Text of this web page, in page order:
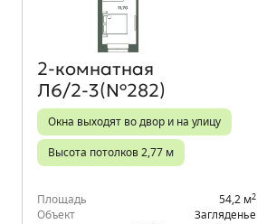
2‑комнатная
Л6/2-3(№282)
Окна выходят во двор и на улицу
Высота потолков 2,77 м
Площадь 54,2 м2
Объект
Загляденье